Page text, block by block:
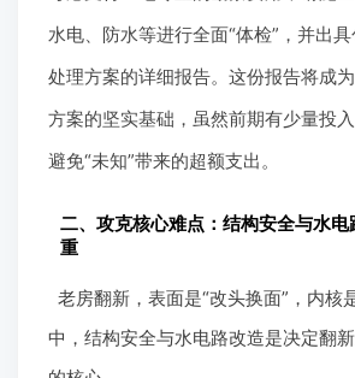
水电、防水等进行全面“体检”，并出
处理方案的详细报告。这份报告将成
方案的坚实基础，虽然前期有少量投
避免“未知”带来的超额支出。
二、攻克核心难点：结构安全与水电
重
老房翻新，表面是“改头换面”，内核
中，结构安全与水电路改造是决定翻